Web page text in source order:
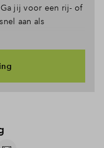
jij voor een rij- of
aan als